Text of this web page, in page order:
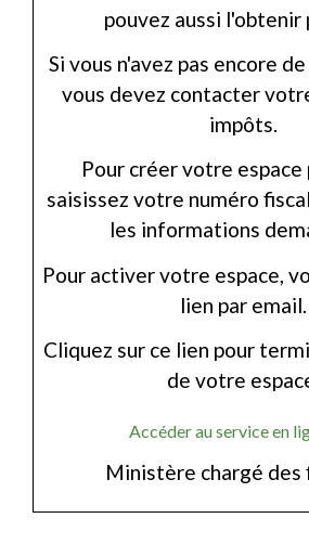
pouvez aussi l'obtenir
Si vous n'avez pas encore
vous devez contacter
impôts.
Pour créer votre
saisissez votre numéro
les informations
Pour activer votre espace,
lien par email.
Cliquez sur ce lien pour
de votre
Accéder au service en
Ministère chargé des